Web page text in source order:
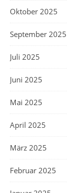
Oktober 2025
September 2025
Juli 2025
Juni 2025
Mai 2025
April 2025
März 2025
Februar 2025